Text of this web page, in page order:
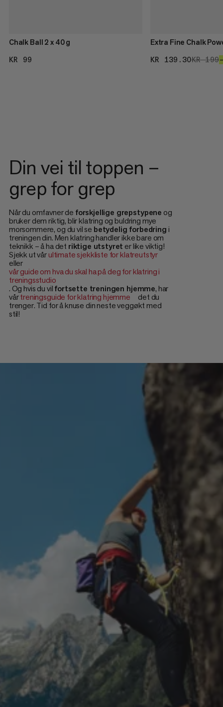
Chalk Ball 2 x 40 g
KR 99
Extra Fine Chalk
KR 139.30KR
KR 199
Din vei til toppen –
grep for grep
Når du omfavner de forskjellige grepstypene og
bruker dem riktig, blir klatring og buldring mye
morsommere, og du vil se betydelig forbedringi
treningen din. Men klatring handler ikke bare om
teknikk – å ha det riktige utstyret er like viktig!
Sjekk ut vårultimate sjekkliste for klatreutstyr
eller
vår guide om hva du skal ha på deg for klatring i
treningsstudio
. Og hvis du vilfortsette treningen hjemme, har
vårtreningsguide for klatring hjemme
det du
trenger. Tid for å knuse din neste veggøkt med
stil!